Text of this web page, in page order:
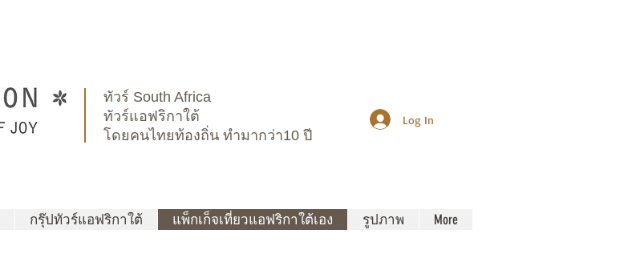
ทัวร์ South Africa
ทัวร์แอฟริกาใต้
โดยคนไทยท้องถิ่น ทํามากว่า10 ปี
Log In
กรุ๊ปทัวร์แอฟริกาใต้ แพ็กเก็จเที่ยวแอฟริกาใต้เอง รูปภาพ More